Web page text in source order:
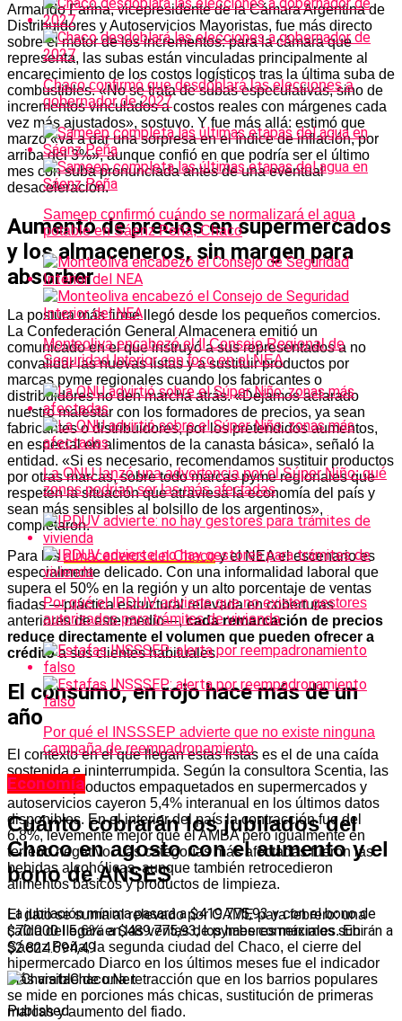
Armando Farina, vicepresidente de la Cámara Argentina de
Distribuidores y Autoservicios Mayoristas, fue más directo
sobre el motor de los incrementos: para la cámara que
representa, las subas están vinculadas principalmente al
encarecimiento de los costos logísticos tras la última suba de
combustibles. «No se trata de subas especulativas, sino de
incrementos vinculados a costos reales con márgenes cada
vez más ajustados», sostuvo. Y fue más allá: estimó que
marzo «va a dar una sorpresa en el índice de inflación, por
arriba del 3%», aunque confió en que podría ser el último
mes con suba pronunciada antes de una eventual
desaceleración.
Aumento de precios en supermercados
y los almaceneros, sin margen para
absorber
La postura más firme llegó desde los pequeños comercios.
La Confederación General Almacenera emitió un
comunicado en el que instruyó a sus representados a no
convalidar las nuevas listas y a sustituir productos por
marcas pyme regionales cuando los fabricantes o
distribuidores no den marcha atrás. «Dejamos aclarado
nuestro malestar con los formadores de precios, ya sean
fabricantes o distribuidores, por los pretendidos aumentos,
en especial en alimentos de la canasta básica», señaló la
entidad. «Si es necesario, recomendamos sustituir productos
por otras marcas, sobre todo marcas pyme regionales que
respeten la situación que atraviesa la economía del país y
sean más sensibles al bolsillo de los argentinos»,
completaron.
Para los almaceneros del Chacoy el NEA el escenario es
especialmente delicado. Con una informalidad laboral que
supera el 50% en la región y un alto porcentaje de ventas
fiadas —práctica estructural relevada en coberturas
anteriores de este medio—,cada remarcación de precios
reduce directamente el volumen que pueden ofrecer a
créditoa sus clientes habituales.
El consumo, en rojo hace más de un
año
El contexto en el que llegan estas listas es el de una caída
sostenida e ininterrumpida. Según la consultora Scentia, las
ventas de productos empaquetados en supermercados y
autoservicios cayeron 5,4% interanual en los últimos datos
disponibles. En el interior del país la contracción fue del
6,8%, levemente mejor que el AMBA pero igualmente en
terreno negativo. Las categorías más afectadas fueron las
bebidas alcohólicas, aunque también retrocedieron
alimentos básicos y productos de limpieza.
El dato se suma al relevado por CAME para febrero: una
caída del 5,6% en las ventas de pymes comerciales. En
Sáenz Peña, la segunda ciudad del Chaco, el cierre del
hipermercado Diarco en los últimos meses fue el indicador
más visible de una retracción que en los barrios populares
se mide en porciones más chicas, sustitución de primeras
marcas y aumento del fiado.
Chaco confirmó que desdoblará las elecciones a
gobernador de 2027
Sameep confirmó cuándo se normalizará el agua
potable en Sáenz Peña, Chaco
Monteoliva encabezó el II Consejo Regional de
Seguridad Interior con foco en el NEA
La ONU lanzó una advertencia por el Súper Niño: qué
zonas podrían ser las más afectadas
Por qué el IPDUV advierte que no existen gestores
autorizados para trámites de vivienda
Por qué el INSSSEP advierte que no existe ninguna
campaña de reempadronamiento
Economía
Cuánto cobrarán los jubilados del
Chaco en agosto con el aumento y el
bono de ANSES
La jubilación mínima pasará a $419.775,93 y con el bono de
$70.000 llegará a $489.775,93; los haberes máximos subirán a
$2.824.694,49
Published